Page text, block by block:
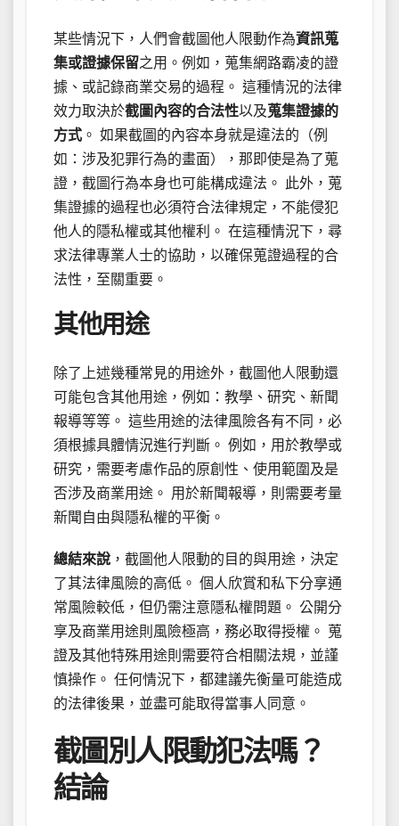
某些情況下，人們會截圖他人限動作為資訊蒐
集或證據保留之用。例如，蒐集網路霸凌的證
據、或記錄商業交易的過程。 這種情況的法律
效力取決於截圖內容的合法性以及蒐集證據的
方式 。 如果截圖的內容本身就是違法的（例
如：涉及犯罪行為的畫面），那即使是為了蒐
證，截圖行為本身也可能構成違法。 此外，蒐
集證據的過程也必須符合法律規定，不能侵犯
他人的隱私權或其他權利。 在這種情況下，尋
求法律專業人士的協助，以確保蒐證過程的合
法性，至關重要。
其他用途
除了上述幾種常見的用途外，截圖他人限動還
可能包含其他用途，例如：教學、研究、新聞
報導等等。 這些用途的法律風險各有不同，必
須根據具體情況進行判斷。 例如，用於教學或
研究，需要考慮作品的原創性、使用範圍及是
否涉及商業用途。 用於新聞報導，則需要考量
新聞自由與隱私權的平衡。
總結來說 ，截圖他人限動的目的與用途，決定
了其法律風險的高低。 個人欣賞和私下分享通
常風險較低，但仍需注意隱私權問題。 公開分
享及商業用途則風險極高，務必取得授權。 蒐
證及其他特殊用途則需要符合相關法規，並謹
慎操作。 任何情況下，都建議先衡量可能造成
的法律後果，並盡可能取得當事人同意。
截圖別人限動犯法嗎？
結論